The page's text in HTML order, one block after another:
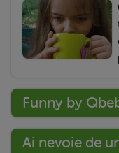
Funny by
Ai nevoie de